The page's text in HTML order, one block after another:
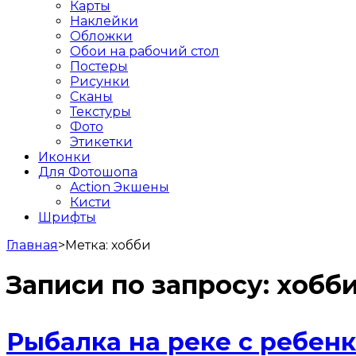
Карты
Наклейки
Обложки
Обои на рабочий стол
Постеры
Рисунки
Сканы
Текстуры
Фото
Этикетки
Иконки
Для Фотошопа
Action Экшены
Кисти
Шрифты
Главная>Метка: хобби
Записи по запросу:
Рыбалка на реке с